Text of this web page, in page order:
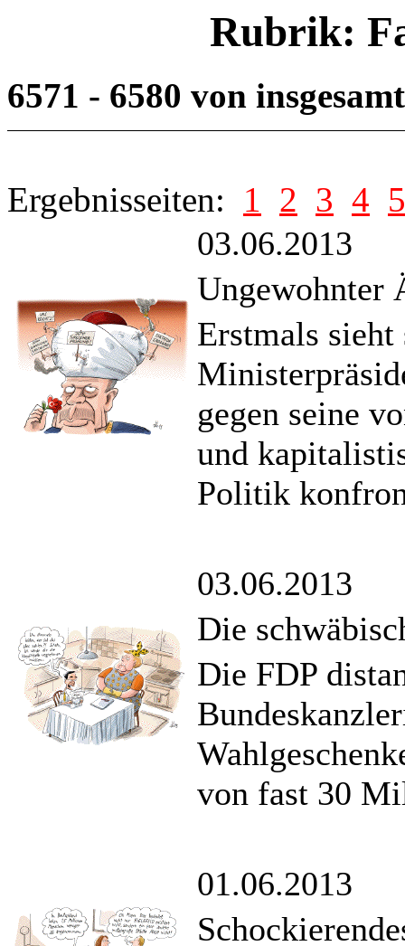
Rubrik:
6571 - 6580 von
Ergebnisseiten: 1 2 3 4 5
03.06.2013
Ungewohnter
Erstmals
gegen seine
und
Politik
03.06.2013
Die
Die FDP
von fast 30
01.06.2013